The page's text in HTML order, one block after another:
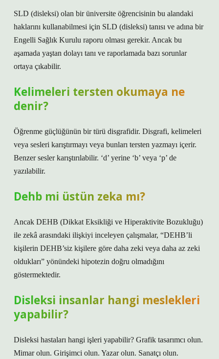
SLD (disleksi) olan bir üniversite öğrencisinin bu alandaki
haklarını kullanabilmesi için SLD (disleksi) tanısı ve adına bir
Engelli Sağlık Kurulu raporu olması gerekir. Ancak bu
aşamada yaştan dolayı tanı ve raporlamada bazı sorunlar
ortaya çıkabilir.
Kelimeleri tersten okumaya ne
denir?
Öğrenme güçlüğünün bir türü disgrafidir. Disgrafi, kelimeleri
veya sesleri karıştırmayı veya bunları tersten yazmayı içerir.
Benzer sesler karıştırılabilir. ‘d’ yerine ‘b’ veya ‘p’ de
yazılabilir.
Dehb mi üstün zeka mı?
Ancak DEHB (Dikkat Eksikliği ve Hiperaktivite Bozukluğu)
ile zekâ arasındaki ilişkiyi inceleyen çalışmalar, “DEHB’li
kişilerin DEHB’siz kişilere göre daha zeki veya daha az zeki
oldukları” yönündeki hipotezin doğru olmadığını
göstermektedir.
Disleksi insanlar hangi meslekleri
yapabilir?
Disleksi hastaları hangi işleri yapabilir? Grafik tasarımcı olun.
Mimar olun. Girişimci olun. Yazar olun. Sanatçı olun.